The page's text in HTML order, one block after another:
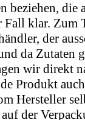
beziehen, die
Fall klar. Zum
der
da Zutaten
wir direkt
Produkt
Hersteller
der